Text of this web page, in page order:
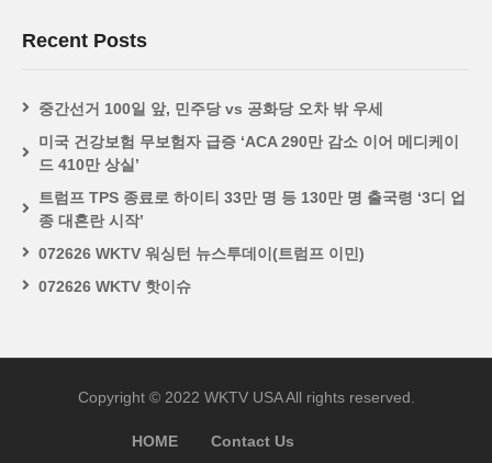
Recent Posts
중간선거 100일 앞, 민주당 vs 공화당 오차 밖 우세
미국 건강보험 무보험자 급증 ‘ACA 290만 감소 이어 메디케이
드 410만 상실’
트럼프 TPS 종료로 하이티 33만 명 등 130만 명 출국령 ‘3디 업
종 대혼란 시작’
072626 WKTV 워싱턴 뉴스투데이(트럼프 이민)
072626 WKTV 핫이슈
Copyright © 2022 WKTV USA All rights reserved.
HOME Contact Us